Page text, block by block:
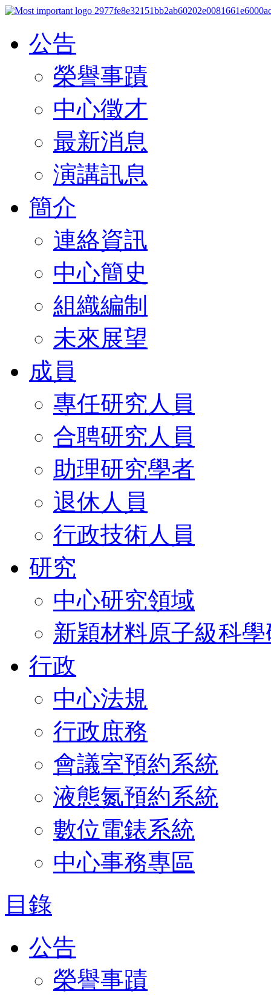
公告
榮譽事蹟
中心徵才
最新消息
演講訊息
簡介
連絡資訊
中心簡史
組織編制
未來展望
成員
專任研究人員
合聘研究人員
助理研究學者
退休人員
行政技術人員
研究
中心研究領域
新穎材料原子級科
行政
中心法規
行政庶務
會議室預約系統
液態氮預約系統
數位電錶系統
中心事務專區
目錄
公告
榮譽事蹟